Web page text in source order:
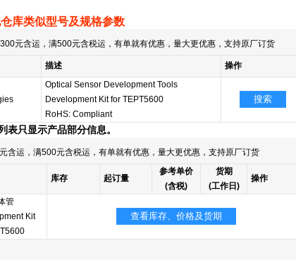
库类似型号及规格参数
元含运，满500元含税运，有单就有优惠，量大更优惠，支持原厂订货
描述 操作
Optical Sensor Development Tools
Development Kit for TEPT5600
RoHS: Compliant
搜索
表只显示产品部分信息。
运，满500元含税运，有单就有优惠，量大更优惠，支持原厂订货
库存 起订量
参考单价
(含税)
货期
(工作日)
操作
管
Kit
查看库存、价格及货期